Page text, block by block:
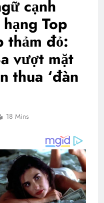
cạnh
Top
thảm đỏ:
vượt mặt
thua ‘đàn
18 Mins